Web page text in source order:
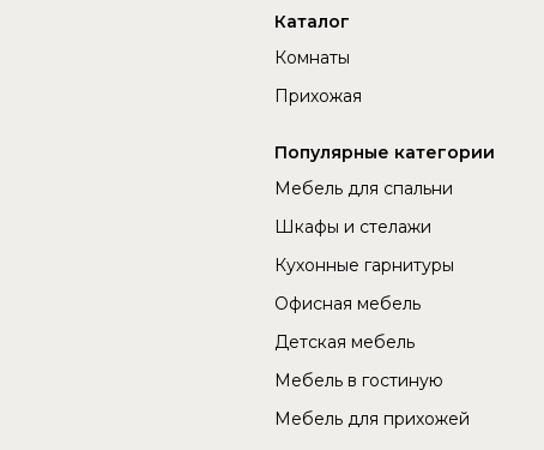
Каталог
Комнаты
Прихожая
Популярные категории
Мебель для спальни
Шкафы и стелажи
Кухонные гарнитуры
Офисная мебель
Детская мебель
Мебель в гостиную
Мебель для прихожей